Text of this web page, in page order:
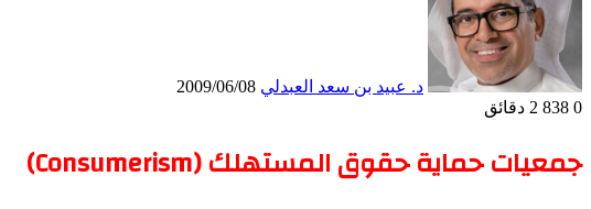
د. عبيد بن سعد العبدلي 2009/06/08
0
2 دقائق
جمعيات حماية حقوق المستهلك (Consumerism)